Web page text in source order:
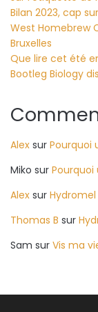
Bilan 2023, cap
West Homebrew
Bruxelles
Que lire cet été
Bootleg Biology
Alex sur Pourquoi
Miko sur Pourquoi
Alex sur
Thomas B sur
Sam sur Vis ma